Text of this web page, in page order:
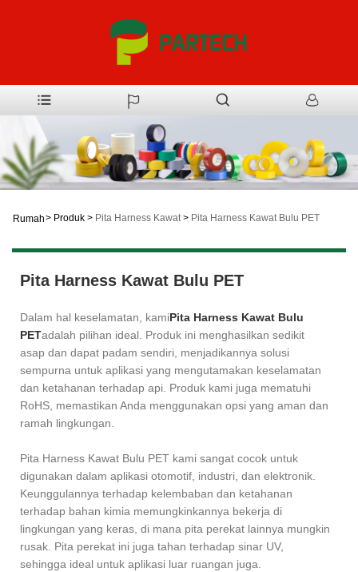
Rumah> Produk > Pita Harness Kawat> Pita Harness Kawat Bulu PET
Pita Harness Kawat Bulu PET
Dalam hal keselamatan, kamiPita Harness Kawat Bulu
PETadalah pilihan ideal. Produk ini menghasilkan sedikit
asap dan dapat padam sendiri, menjadikannya solusi
sempurna untuk aplikasi yang mengutamakan keselamatan
dan ketahanan terhadap api. Produk kami juga mematuhi
RoHS, memastikan Anda menggunakan opsi yang aman dan
ramah lingkungan.
Pita Harness Kawat Bulu PET kami sangat cocok untuk
digunakan dalam aplikasi otomotif, industri, dan elektronik.
Keunggulannya terhadap kelembaban dan ketahanan
terhadap bahan kimia memungkinkannya bekerja di
lingkungan yang keras, di mana pita perekat lainnya mungkin
rusak. Pita perekat ini juga tahan terhadap sinar UV,
sehingga ideal untuk aplikasi luar ruangan juga.